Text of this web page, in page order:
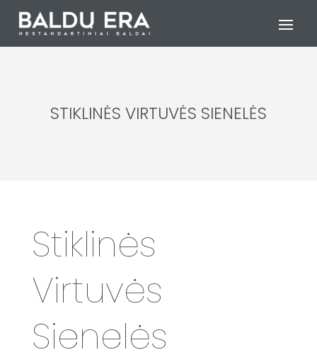
STIKLINĖS VIRTUVĖS SIENELĖS
Stiklinės
Virtuvės
Sienelės